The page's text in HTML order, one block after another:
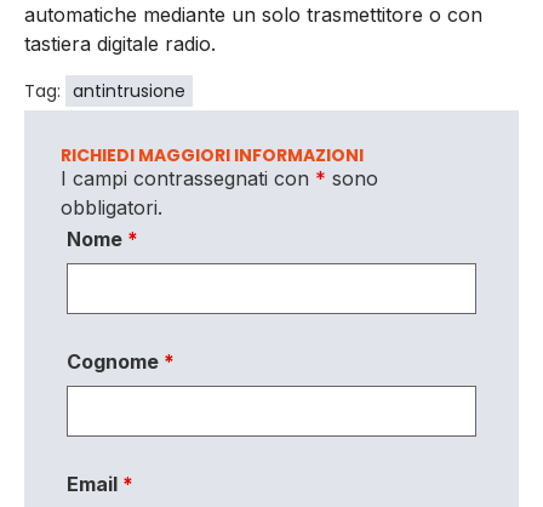
automatiche mediante un solo trasmettitore o con
tastiera digitale radio.
Tag: antintrusione
RICHIEDI MAGGIORI INFORMAZIONI
I campi contrassegnati con * sono
obbligatori.
Nome *
Cognome *
Email *